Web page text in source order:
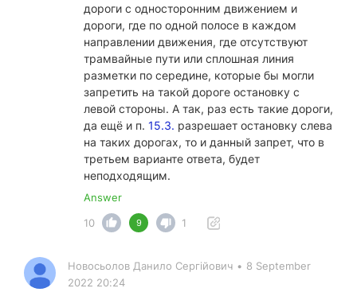
дороги с односторонним движением и
дороги, где по одной полосе в каждом
направлении движения, где отсутствуют
трамвайные пути или сплошная линия
разметки по середине, которые бы могли
запретить на такой дороге остановку с
левой стороны. А так, раз есть такие дороги,
да ещё и п. 15.3. разрешает остановку слева
на таких дорогах, то и данный запрет, что в
третьем варианте ответа, будет
неподходящим.
Answer
10
9 1
Новосьолов Данило Сергійович • 8 September
2022 20:24